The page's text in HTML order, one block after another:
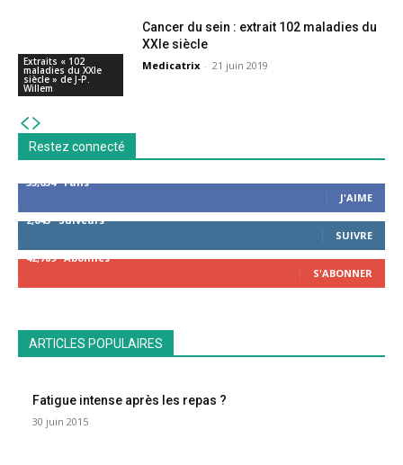
Extraits « 102
maladies du XXIe
siècle » de J-P.
Willem
Cancer du sein : extrait 102 maladies du
XXIe siècle
Medicatrix - 21 juin 2019
Restez connecté
53,654
Fans
J'AIME
2,043 Suiveurs
SUIVRE
42,789 Abonnés
S'ABONNER
ARTICLES POPULAIRES
Fatigue intense après les repas ?
30 juin 2015